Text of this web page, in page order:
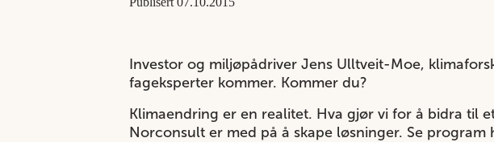
Investor og miljøpådriver Jens Ulltveit-Moe,
fageksperter kommer. Kommer du?
Klimaendring er en realitet. Hva gjør vi for å bidra til
Norconsult er med på å skape løsninger. Se program